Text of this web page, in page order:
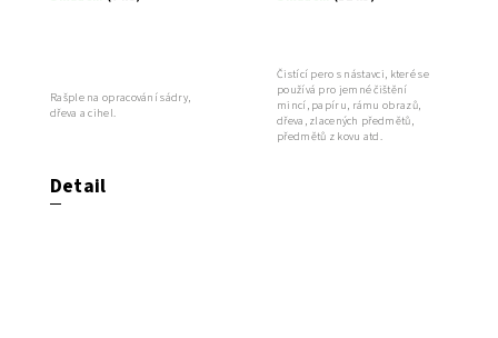
Detail
Rašple na opracování sádry,
dřeva a cihel.
Čistící pero s nástavci, které se
používá pro jemné čištění
mincí, papíru, rámu obrazů,
dřeva, zlacených předmětů,
předmětů z kovu atd.